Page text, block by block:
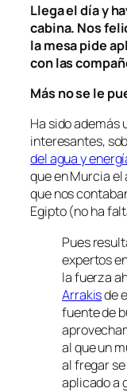
Llega el día y
cabina. Nos
la mesa pide
con las
Más no se le
Ha sido además
interesantes,
del agua y
que en Murcia
que nos
Egipto (no ha
Pues
expertos
la fuerza
Arrakisde
fuente de
al que un
al fregar
aplicado a